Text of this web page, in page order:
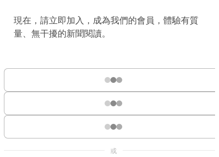
現在，請立即加入，成為我們的會員，體驗有質
量、無干擾的新聞閱讀。
或